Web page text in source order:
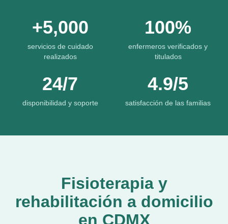
+5,000
servicios de cuidado
realizados
100%
enfermeros verificados y
titulados
24/7
disponibilidad y soporte
4.9/5
satisfacción de las familias
Fisioterapia y
rehabilitación a domicilio
en CDMX